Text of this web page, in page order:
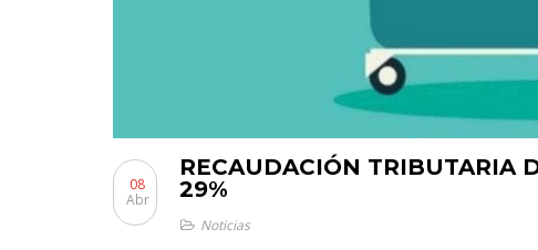
RECAUDACIÓN TRIBUTARIA
29%
08
Abr
Noticias